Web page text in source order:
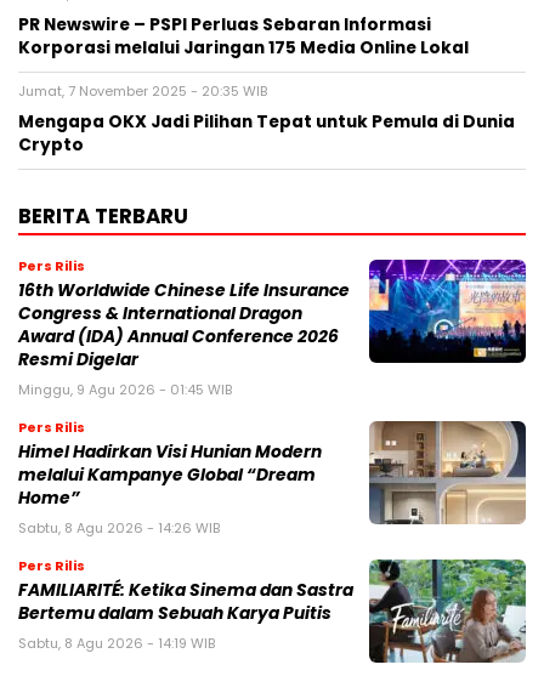
PR Newswire – PSPI Perluas Sebaran Informasi
Korporasi melalui Jaringan 175 Media Online Lokal
Jumat, 7 November 2025 - 20:35 WIB
Mengapa OKX Jadi Pilihan Tepat untuk Pemula di Dunia
Crypto
BERITA TERBARU
Pers Rilis
16th Worldwide Chinese Life Insurance
Congress & International Dragon
Award (IDA) Annual Conference 2026
Resmi Digelar
Minggu, 9 Agu 2026 - 01:45 WIB
Pers Rilis
Himel Hadirkan Visi Hunian Modern
melalui Kampanye Global “Dream
Home”
Sabtu, 8 Agu 2026 - 14:26 WIB
Pers Rilis
FAMILIARITÉ: Ketika Sinema dan Sastra
Bertemu dalam Sebuah Karya Puitis
Sabtu, 8 Agu 2026 - 14:19 WIB